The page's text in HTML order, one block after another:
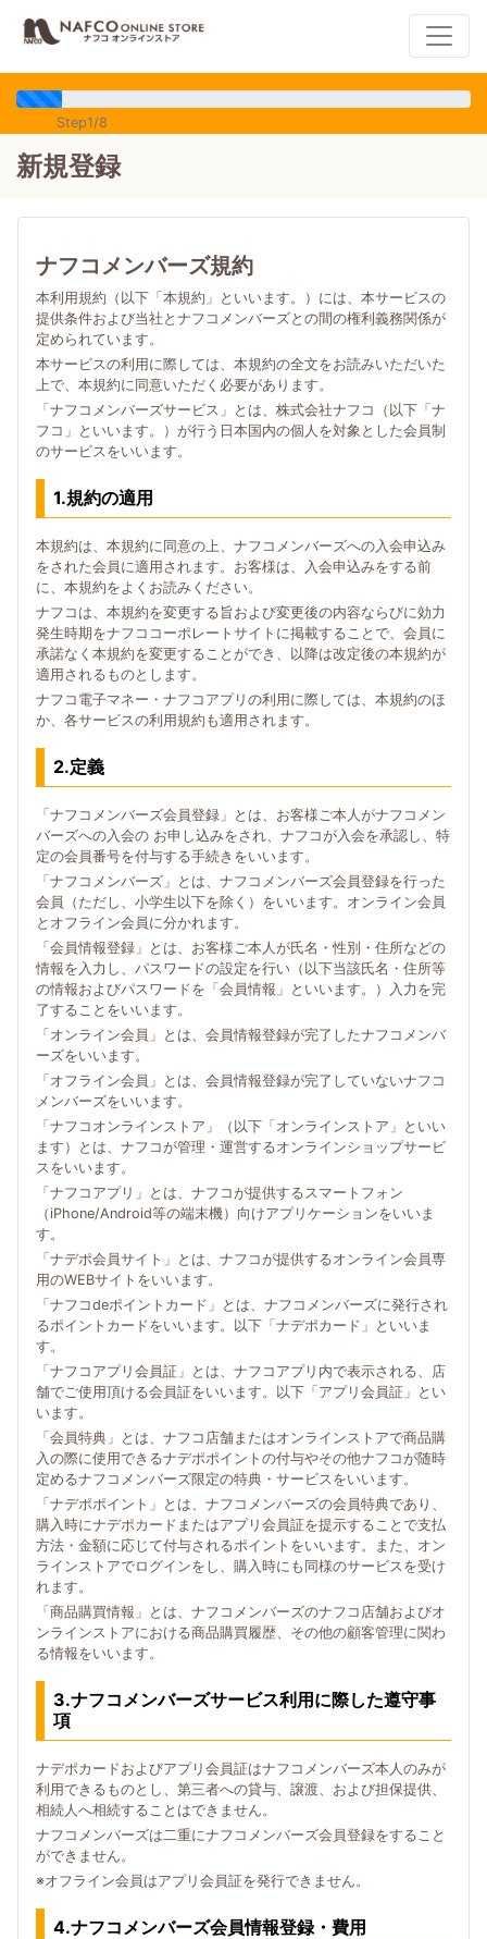
Step1/8
新規登録
ナフコメンバーズ規約
本利用規約（以下「本規約」といいます。）には、本サービスの
提供条件および当社とナフコメンバーズとの間の権利義務関係が
定められています。
本サービスの利用に際しては、本規約の全文をお読みいただいた
上で、本規約に同意いただく必要があります。
「ナフコメンバーズサービス」とは、株式会社ナフコ（以下「ナ
フコ」といいます。）が行う日本国内の個人を対象とした会員制
のサービスをいいます。
1.規約の適用
本規約は、本規約に同意の上、ナフコメンバーズへの入会申込み
をされた会員に適用されます。お客様は、入会申込みをする前
に、本規約をよくお読みください。
ナフコは、本規約を変更する旨および変更後の内容ならびに効力
発生時期をナフココーポレートサイトに掲載することで、会員に
承諾なく本規約を変更することができ、以降は改定後の本規約が
適用されるものとします。
ナフコ電子マネー・ナフコアプリの利用に際しては、本規約のほ
か、各サービスの利用規約も適用されます。
2.定義
「ナフコメンバーズ会員登録」とは、お客様ご本人がナフコメン
バーズへの入会の お申し込みをされ、ナフコが入会を承認し、特
定の会員番号を付与する手続きをいいます。
「ナフコメンバーズ」とは、ナフコメンバーズ会員登録を行った
会員（ただし、小学生以下を除く）をいいます。オンライン会員
とオフライン会員に分かれます。
「会員情報登録」とは、お客様ご本人が氏名・性別・住所などの
情報を入力し、パスワードの設定を行い（以下当該氏名・住所等
の情報およびパスワードを「会員情報」といいます。）入力を完
了することをいいます。
「オンライン会員」とは、会員情報登録が完了したナフコメンバ
ーズをいいます。
「オフライン会員」とは、会員情報登録が完了していないナフコ
メンバーズをいいます。
「ナフコオンラインストア」（以下「オンラインストア」といい
ます）とは、ナフコが管理・運営するオンラインショップサービ
スをいいます。
「ナフコアプリ」とは、ナフコが提供するスマートフォン
（iPhone/Android等の端末機）向けアプリケーションをいいま
す。
「ナデポ会員サイト」とは、ナフコが提供するオンライン会員専
用のWEBサイトをいいます。
「ナフコdeポイントカード」とは、ナフコメンバーズに発行され
るポイントカードをいいます。以下「ナデポカード」といいま
す。
「ナフコアプリ会員証」とは、ナフコアプリ内で表示される、店
舗でご使用頂ける会員証をいいます。以下「アプリ会員証」とい
います。
「会員特典」とは、ナフコ店舗またはオンラインストアで商品購
入の際に使用できるナデポポイントの付与やその他ナフコが随時
定めるナフコメンバーズ限定の特典・サービスをいいます。
「ナデポポイント」とは、ナフコメンバーズの会員特典であり、
購入時にナデポカードまたはアプリ会員証を提示することで支払
方法・金額に応じて付与されるポイントをいいます。また、オン
ラインストアでログインをし、購入時にも同様のサービスを受け
れます。
「商品購買情報」とは、ナフコメンバーズのナフコ店舗およびオ
ンラインストアにおける商品購買履歴、その他の顧客管理に関わ
る情報をいいます。
3.ナフコメンバーズサービス利用に際した遵守事
項
ナデポカードおよびアプリ会員証はナフコメンバーズ本人のみが
利用できるものとし、第三者への貸与、譲渡、および担保提供、
相続人へ相続することはできません。
ナフコメンバーズは二重にナフコメンバーズ会員登録をすること
ができません。
※オフライン会員はアプリ会員証を発行できません。
4.ナフコメンバーズ会員情報登録・費用